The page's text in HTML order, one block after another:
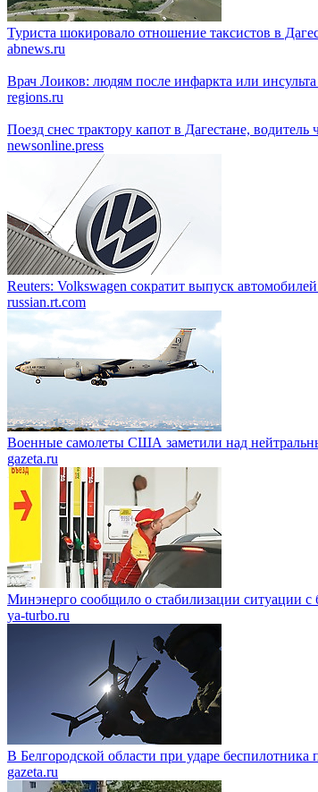
Туриста шокировало отношение таксистов в
abnews.ru
Врач Лоиков: людям после инфаркта или
regions.ru
Поезд снес трактору капот в Дагестане,
newsonline.press
Reuters: Volkswagen сократит выпуск
russian.rt.com
Военные самолеты США заметили над
gazeta.ru
Минэнерго сообщило о стабилизации ситуации
ya-turbo.ru
В Белгородской области при ударе
gazeta.ru